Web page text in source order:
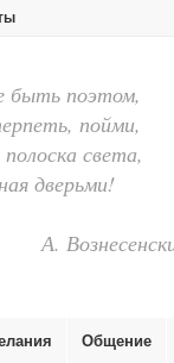
поэтом,
пойми,
света,
дверьми!
А.
Общение